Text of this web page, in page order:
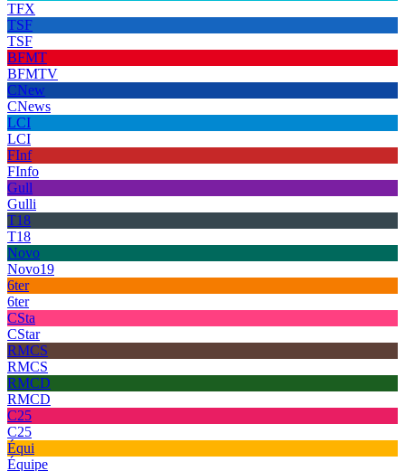
TFX
TSF
TSF
BFMT
BFMTV
CNew
CNews
LCI
LCI
FInf
FInfo
Gull
Gulli
T18
T18
Novo
Novo19
6ter
6ter
CSta
CStar
RMCS
RMCS
RMCD
RMCD
C25
C25
Équi
Équipe